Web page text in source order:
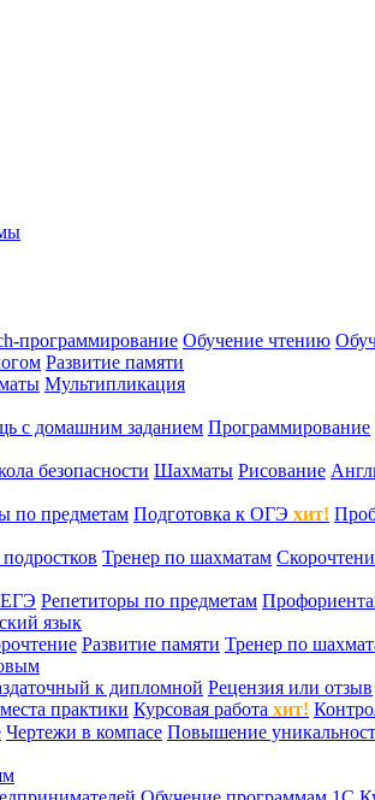
программирование Обучение чтению
Развитие памяти
Мультипликация
с домашним заданием Программирование
безопасности Шахматы Рисование
по предметам Подготовка к ОГЭ хит!
Тренер по шахматам
Репетиторы по предметам
язык
Развитие памяти Тренер по
к дипломной Рецензия или отзыв
практики Курсовая работа хит!
Чертежи в компасе Повышение